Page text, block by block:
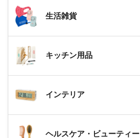
生活雑貨
キッチン用品
インテリア
ヘルスケア・ビューティー